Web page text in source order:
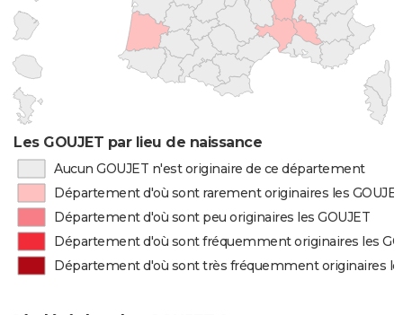
Les GOUJET par lieu de naissance
Aucun GOUJET n'est originaire de ce département
Département d'où sont rarement originaires les
Département d'où sont peu originaires les GOUJET
Département d'où sont fréquemment originaires les
Département d'où sont très fréquemment originaires